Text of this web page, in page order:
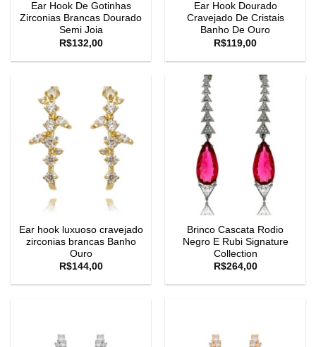
Ear Hook De Gotinhas
Zirconias Brancas Dourado
Semi Joia
R$132,00
Ear Hook Dourado
Cravejado De Cristais
Banho De Ouro
R$119,00
Ear hook luxuoso cravejado
zirconias brancas Banho
Ouro
R$144,00
Brinco Cascata Rodio
Negro E Rubi Signature
Collection
R$264,00